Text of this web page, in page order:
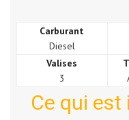
Carburant
Diesel
Valises
3
Ce qui est